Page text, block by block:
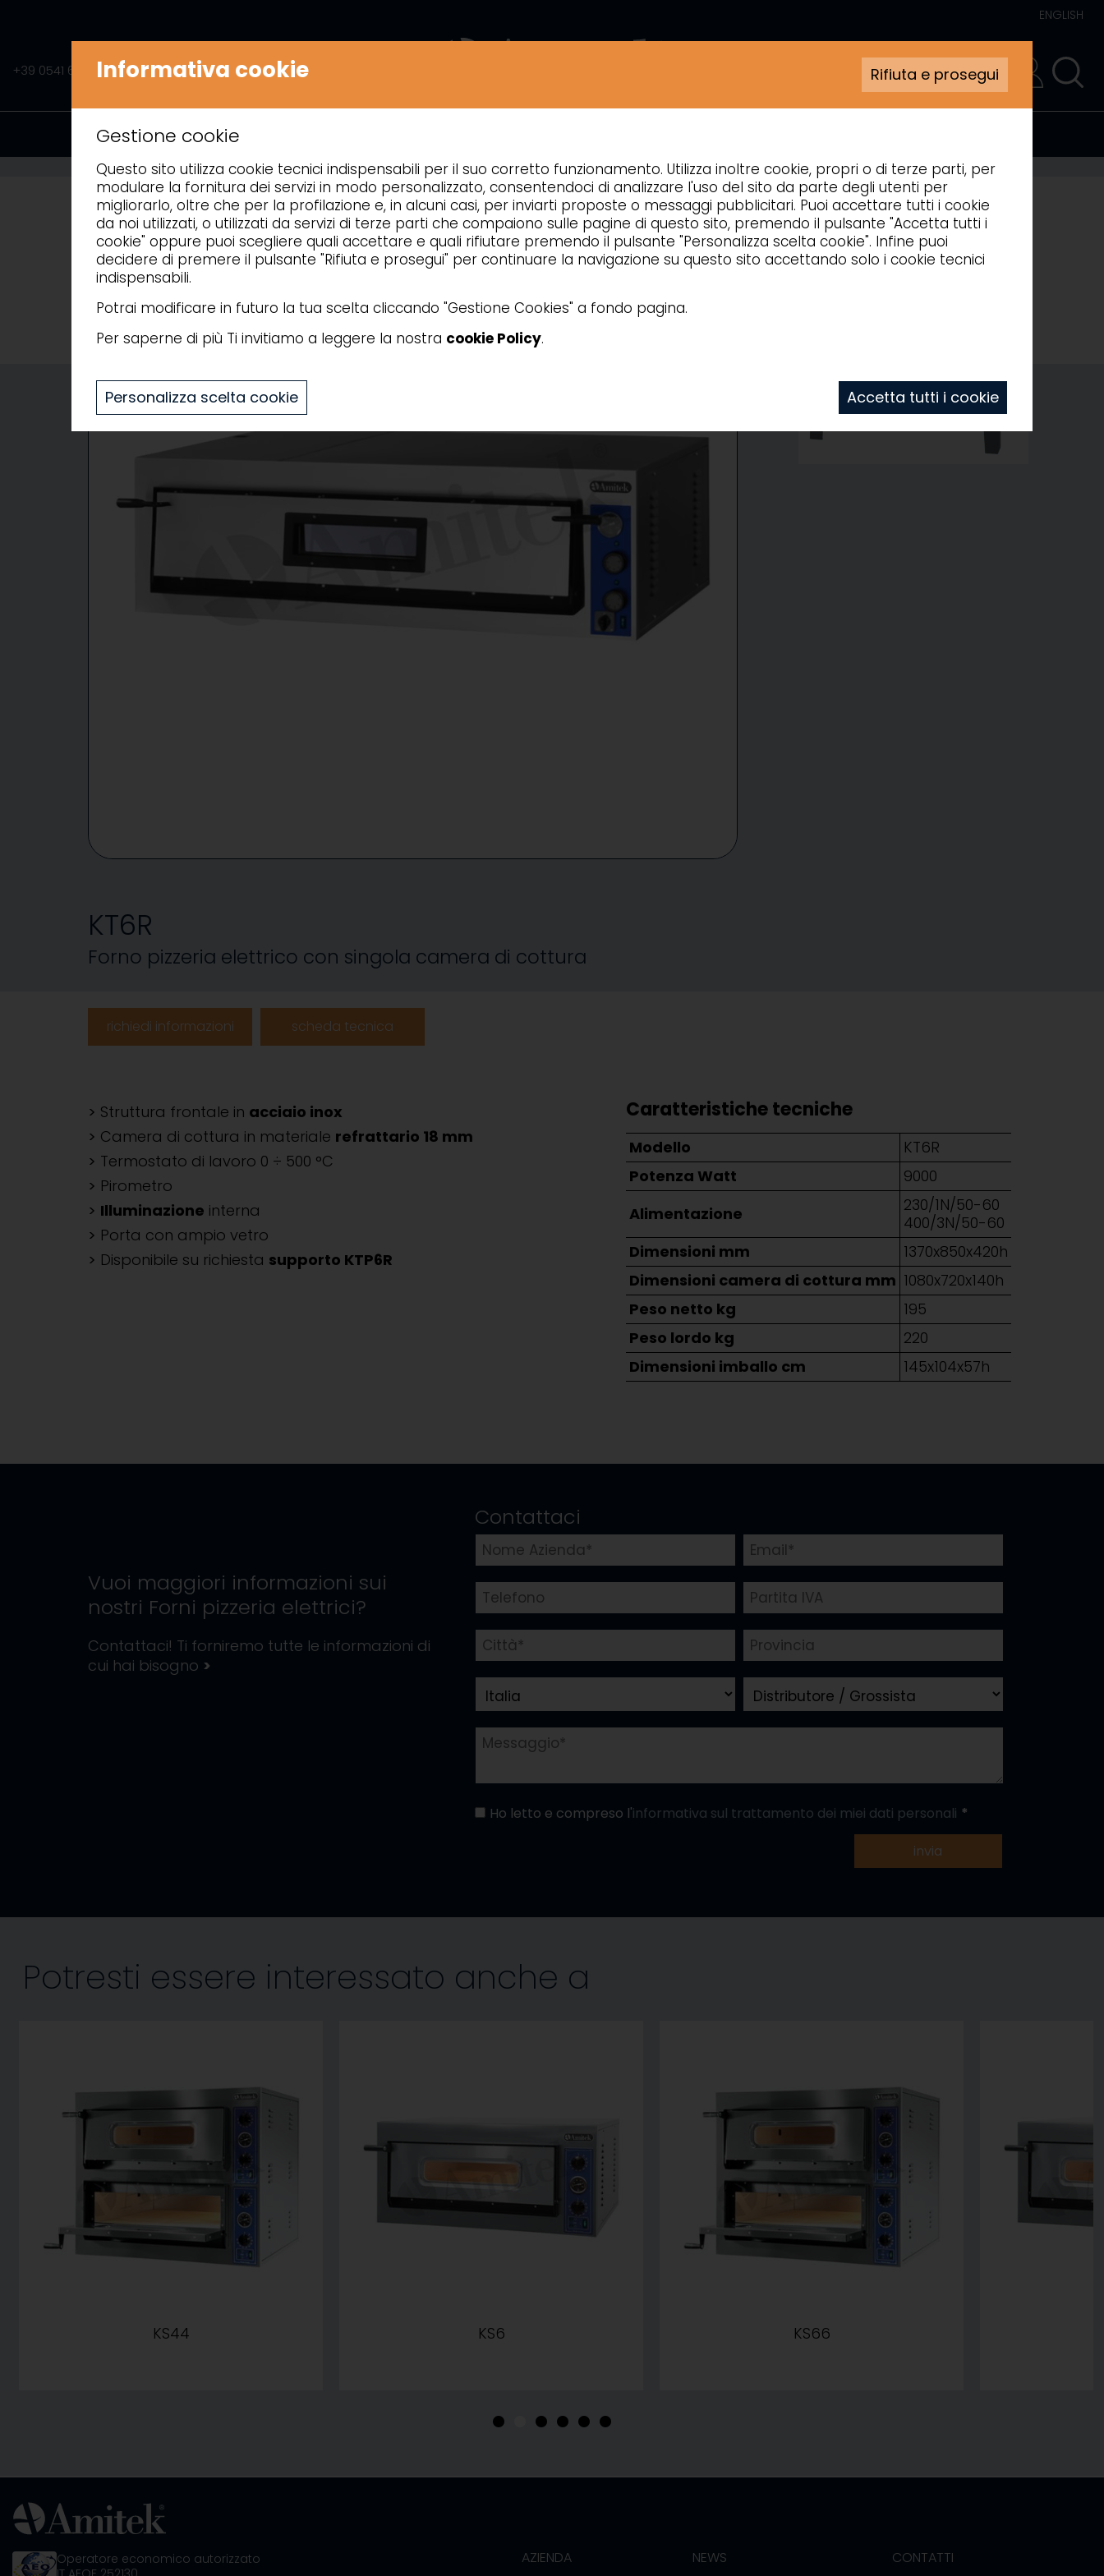
ENGLISH
+39 0541 675541 INFO@AMITEK.IT
COTTURA FORNI PIZZERIA ELETTRICI
KT6R
Forno pizzeria elettrico con singola camera di cottura
richiedi informazioni scheda tecnica
Struttura frontale in acciaio inox
Camera di cottura in materiale refrattario 18 mm
Termostato di lavoro 0 ÷ 500 °C
Pirometro
Illuminazione interna
Porta con ampio vetro
Disponibile su richiesta supporto KTP6R
Caratteristiche tecniche
Modello
KT6R
Potenza Watt
9000
Alimentazione
230/1N/50-60
400/3N/50-60
Dimensioni mm
1370x850x420h
Dimensioni camera di cottura mm 1080x720x140h
Peso netto kg
195
Peso lordo kg
220
Dimensioni imballo cm
145x104x57h
Vuoi maggiori informazioni sui
nostri Forni pizzeria elettrici?
Contattaci! Ti forniremo tutte le informazioni di
cui hai bisogno >
Contattaci
Ho letto e compreso l'informativa sul trattamento dei miei dati personali
invia
Potresti essere interessato anche a
KS44 KS6 KS66
• ••••
Operatore economico autorizzato
AZIENDA NEWS CONTATTI
Informativa cookie Rifiuta e prosegui
Gestione cookie
Questo sito utilizza cookie tecnici indispensabili per il suo corretto funzionamento. Utilizza inoltre cookie, propri o di terze parti, per
modulare la fornitura dei servizi in modo personalizzato, consentendoci di analizzare l'uso del sito da parte degli utenti per
migliorarlo, oltre che per la profilazione e, in alcuni casi, per inviarti proposte o messaggi pubblicitari. Puoi accettare tutti i cookie
da noi utilizzati, o utilizzati da servizi di terze parti che compaiono sulle pagine di questo sito, premendo il pulsante "Accetta tutti i
cookie" oppure puoi scegliere quali accettare e quali rifiutare premendo il pulsante "Personalizza scelta cookie". Infine puoi
decidere di premere il pulsante "Rifiuta e prosegui" per continuare la navigazione su questo sito accettando solo i cookie tecnici
indispensabili.
Potrai modificare in futuro la tua scelta cliccando "Gestione Cookies" a fondo pagina.
Per saperne di più Ti invitiamo a leggere la nostra cookie Policy.
Personalizza scelta cookie Accetta tutti i cookie